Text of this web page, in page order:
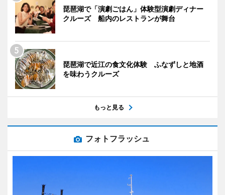
琵琶湖で「演劇ごはん」体験型演劇ディナー
クルーズ 船内のレストランが舞台
琵琶湖で近江の食文化体験 ふなずしと地酒
を味わうクルーズ
もっと見る
フォトフラッシュ